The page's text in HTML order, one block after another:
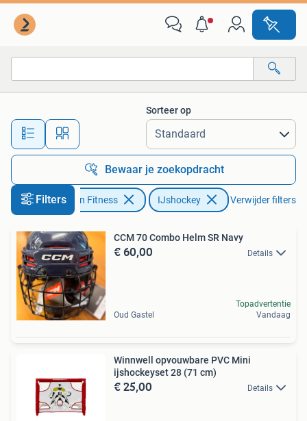
Alle afstanden…
Sorteer op
Bewaar je zoekopdracht
Filters
Sport en Fitness IJshockey Verwijder filters
CCM 70 Combo Helm SR Navy
€ 60,00 Details
Oud Gastel
Topadvertentie
Vandaag
Winnwell opvouwbare PVC Mini
ijshockeyset 28 (71 cm)
€ 25,00 Details